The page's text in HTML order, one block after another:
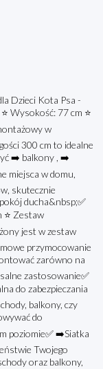
Dzieci Kota Psa -
Wysokość: 77 cm ⭐
w
300 cm to idealne
➡️ balkony , ➡️
miejsca w domu,
skutecznie
ducha&nbsp;✅
⭐ Zestaw
jest w zestaw
przymocowanie
zarówno na
zastosowanie✅
do zabezpieczania
balkony, czy
do
poziomie✅ ➡️Siatka
Twojego
oraz balkony,